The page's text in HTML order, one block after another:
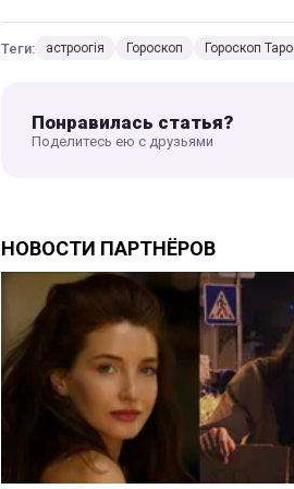
Теги: астроогія Гороскоп Гороскоп Таро
Понравилась статья?
Поделитесь ею с друзьями